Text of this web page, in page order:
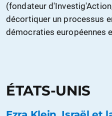
(fondateur
décortiquer un processus
démocraties européennes
ÉTATS-UNIS